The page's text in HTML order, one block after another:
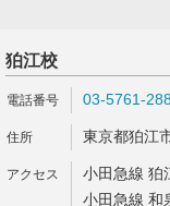
狛江校
03-5761-
東京都狛江
小田急線 狛
小田急線 和